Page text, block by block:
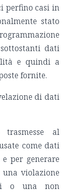
perfino casi in
stato
dati
e quindi a
fornite.
di dati
trasmesse al
come dati
per generare
violazione
o una non